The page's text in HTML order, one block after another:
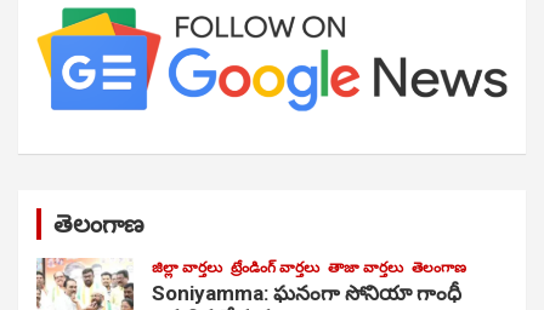
తెలంగాణ
జిల్లా వార్తలు ట్రేండింగ్ వార్తలు తాజా వార్తలు తెలంగాణ
Soniyamma: ఘ‌నంగా సోనియా గాంధీ